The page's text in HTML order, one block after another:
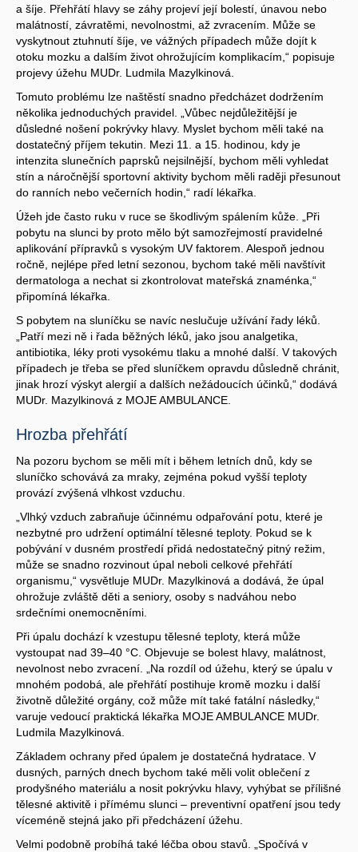
a šíje. Přehřátí hlavy se záhy projeví její bolestí, únavou nebo
malátností, závratěmi, nevolnostmi, až zvracením. Může se
vyskytnout ztuhnutí šíje, ve vážných případech může dojít k
otoku mozku a dalším život ohrožujícím komplikacím,“ popisuje
projevy úžehu MUDr. Ludmila Mazylkinová.
Tomuto problému lze naštěstí snadno předcházet dodržením
několika jednoduchých pravidel. „Vůbec nejdůležitější je
důsledné nošení pokrývky hlavy. Myslet bychom měli také na
dostatečný příjem tekutin. Mezi 11. a 15. hodinou, kdy je
intenzita slunečních paprsků nejsilnější, bychom měli vyhledat
stín a náročnější sportovní aktivity bychom měli raději přesunout
do ranních nebo večerních hodin,“ radí lékařka.
Úžeh jde často ruku v ruce se škodlivým spálením kůže. „Při
pobytu na slunci by proto mělo být samozřejmostí pravidelné
aplikování přípravků s vysokým UV faktorem. Alespoň jednou
ročně, nejlépe před letní sezonou, bychom také měli navštívit
dermatologa a nechat si zkontrolovat mateřská znaménka,“
připomíná lékařka.
S pobytem na sluníčku se navíc neslučuje užívání řady léků.
„Patří mezi ně i řada běžných léků, jako jsou analgetika,
antibiotika, léky proti vysokému tlaku a mnohé další. V takových
případech je třeba se před sluníčkem opravdu důsledně chránit,
jinak hrozí výskyt alergií a dalších nežádoucích účinků,“ dodává
MUDr. Mazylkinová z MOJE AMBULANCE.
Hrozba přehřátí
Na pozoru bychom se měli mít i během letních dnů, kdy se
sluníčko schovává za mraky, zejména pokud vyšší teploty
provází zvýšená vlhkost vzduchu.
„Vlhký vzduch zabraňuje účinnému odpařování potu, které je
nezbytné pro udržení optimální tělesné teploty. Pokud se k
pobývání v dusném prostředí přidá nedostatečný pitný režim,
může se snadno rozvinout úpal neboli celkové přehřátí
organismu,“ vysvětluje MUDr. Mazylkinová a dodává, že úpal
ohrožuje zvláště děti a seniory, osoby s nadváhou nebo
srdečními onemocněními.
Při úpalu dochází k vzestupu tělesné teploty, která může
vystoupat nad 39–40 °C. Objevuje se bolest hlavy, malátnost,
nevolnost nebo zvracení. „Na rozdíl od úžehu, který se úpalu v
mnohém podobá, ale přehřátí postihuje kromě mozku i další
životně důležité orgány, což může mít také fatální následky,“
varuje vedoucí praktická lékařka MOJE AMBULANCE MUDr.
Ludmila Mazylkinová.
Základem ochrany před úpalem je dostatečná hydratace. V
dusných, parných dnech bychom také měli volit oblečení z
prodyšného materiálu a nosit pokrývku hlavy, vyhýbat se přílišné
tělesné aktivitě i přímému slunci – preventivní opatření jsou tedy
víceméně stejná jako při předcházení úžehu.
Velmi podobně probíhá také léčba obou stavů. „Spočívá v